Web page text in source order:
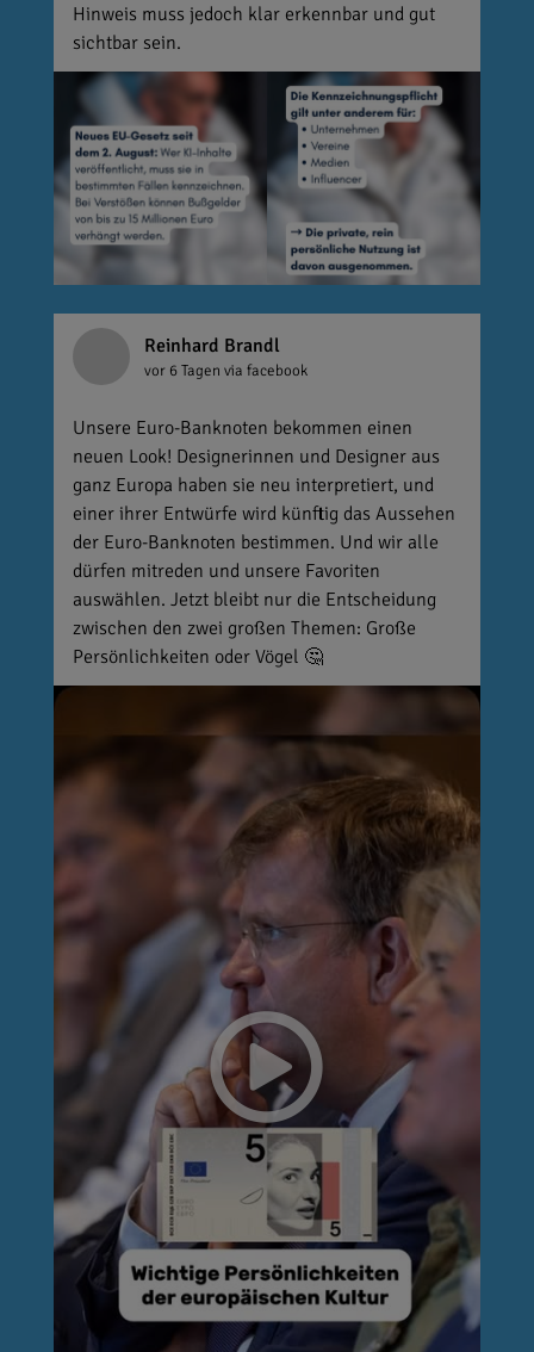
Hinweis muss jedoch klar erkennbar und gut
sichtbar sein.
Reinhard Brandl
vor 6 Tagen via facebook
Unsere Euro-Banknoten bekommen einen
neuen Look! Designerinnen und Designer aus
ganz Europa haben sie neu interpretiert, und
einer ihrer Entwürfe wird künftig das Aussehen
der Euro-Banknoten bestimmen. Und wir alle
dürfen mitreden und unsere Favoriten
auswählen. Jetzt bleibt nur die Entscheidung
zwischen den zwei großen Themen: Große
Persönlichkeiten oder Vögel 🤔